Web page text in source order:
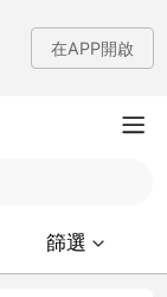
在APP開啟
篩選